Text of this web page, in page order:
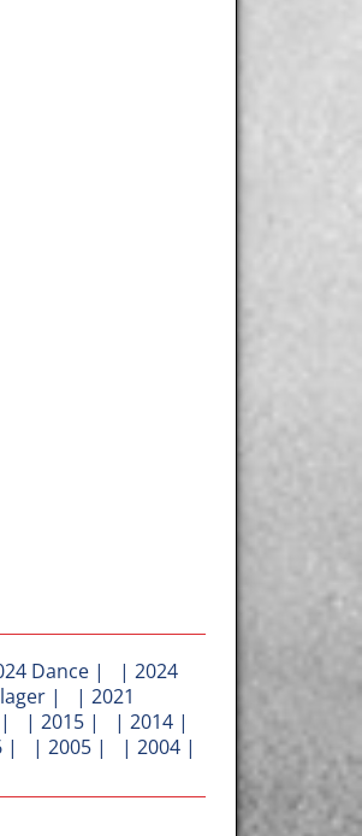
Dance | | 2024
| | 2021
| | 2015 | | 2014 |
| | 2005 | | 2004 |